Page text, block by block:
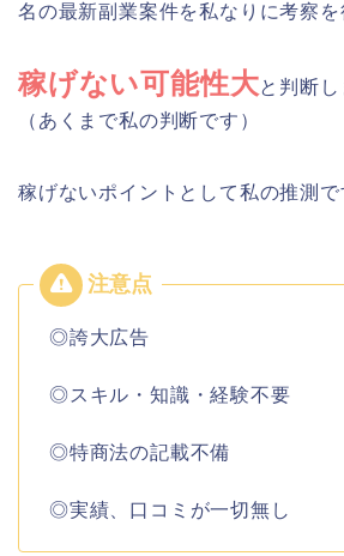
名の最新副業案件を私なりに考察
稼げない可能性大と判断し
（あくまで私の判断です）
稼げないポイントとして私の推測で
◎誇大広告
◎スキル・知識・経験不要
◎特商法の記載不備
◎実績、口コミが一切無し